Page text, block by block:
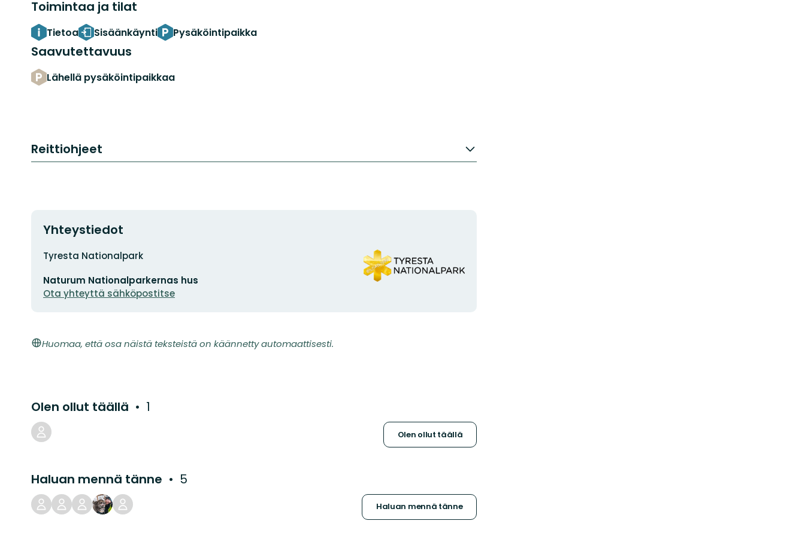
Toimintaa ja tilat
Tietoa Sisäänkäynti Pysäköintipaikka
Saavutettavuus
Lähellä pysäköintipaikkaa
Reittiohjeet
Yhteystiedot
Osoite
Tyresta Nationalpark
Naturum Nationalparkernas hus
Ota yhteyttä sähköpostitse
Organisaation
logotyyppi
Huomaa, että osa näistä teksteistä on käännetty automaattisesti.
Olen ollut täällä 1
Olen ollut täällä
Haluan mennä tänne 5
Haluan mennä tänne